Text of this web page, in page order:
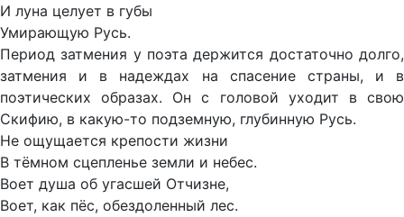
И луна целует в губы
Умирающую Русь.
Период затмения у поэта держится достаточно долго,
затмения и в надеждах на спасение страны, и в
поэтических образах. Он с головой уходит в свою
Скифию, в какую-то подземную, глубинную Русь.
Не ощущается крепости жизни
В тёмном сцепленье земли и небес.
Воет душа об угасшей Отчизне,
Воет, как пёс, обездоленный лес.